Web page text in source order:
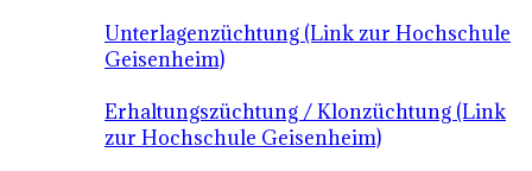
Unterlagenzüchtung (Link zur Hochschule
Geisenheim)
Erhaltungszüchtung / Klonzüchtung (Link
zur Hochschule Geisenheim)